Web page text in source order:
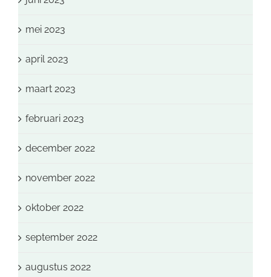
mei 2023
april 2023
maart 2023
februari 2023
december 2022
november 2022
oktober 2022
september 2022
augustus 2022